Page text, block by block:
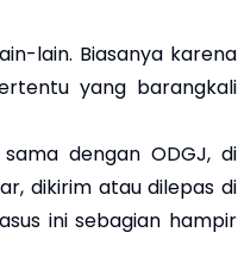
lain. Biasanya karena
yang barangkali
dengan ODGJ, di
dikirim atau dilepas di
ini sebagian hampir